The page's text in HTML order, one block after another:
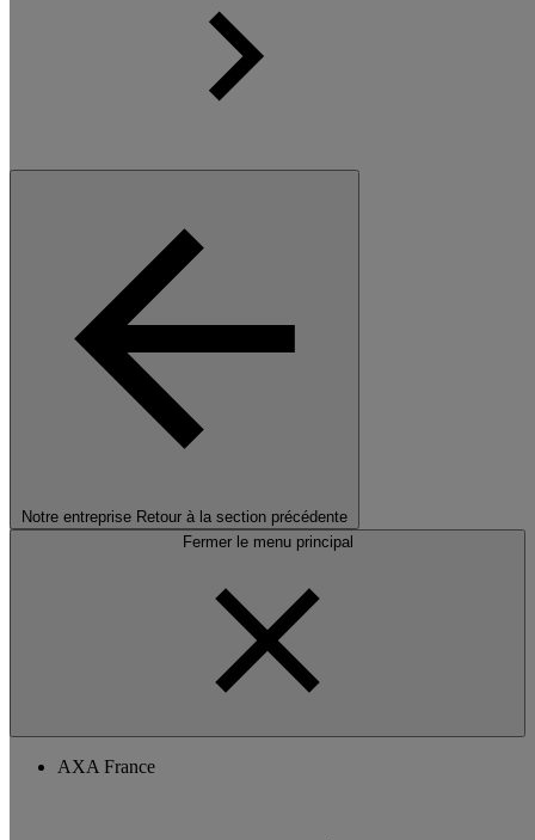
Notre entreprise Retour à la section précédente
Fermer le menu principal
AXA France